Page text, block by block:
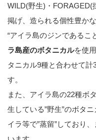
WILD(野生)・FORAGED(
掲げ、造られる個性豊か
“アイラ島のジンであるこ
ラ島産のボタニカルを使
タニカル9種と合わせて
す。
また、アイラ島の22種ボ
生している”野生”のボタ
イラ等で”蒸留”しており